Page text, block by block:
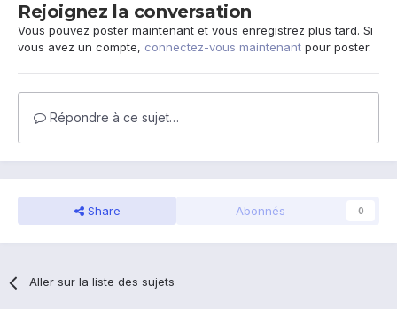
Rejoignez la conversation
Vous pouvez poster maintenant et vous enregistrez plus tard. Si
vous avez un compte, connectez-vous maintenant pour poster.
Répondre à ce sujet…
Share Abonnés 0
Aller sur la liste des sujets